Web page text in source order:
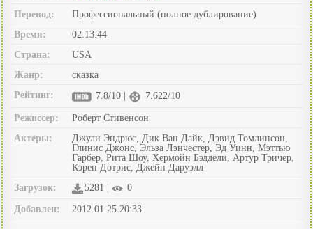
Перевод:
Профессиональный (полное дублирование)
Время:
02:13:44
Страна:
USA
Жанр:
сказка
Рейтинг:
7.8/10 | 7.622/10
Режиссер:
Роберт Стивенсон
Актеры:
Джули Эндрюс, Дик Ван Дайк, Дэвид Томлинсон,
Глинис Джонс, Эльза Лэнчестер, Эд Уинн, Мэттью
Гарбер, Рита Шоу, Хермойн Бэддели, Артур Тричер,
Кэрен Дотрис, Джейн Даруэлл
Загрузок:
5281 | 0
Добавлен: 2012.01.25 20:33